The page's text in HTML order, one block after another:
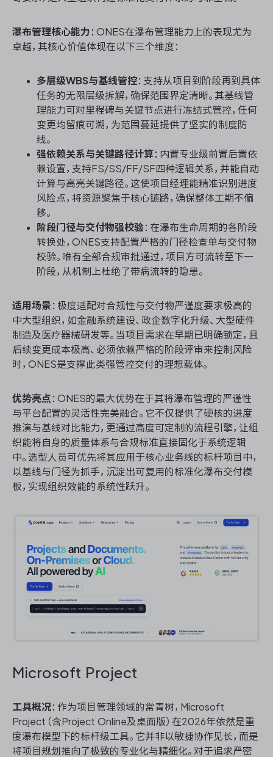
瀑布管理核心能力 ：ONES在瀑布管理能力上的表现尤为
卓越，其核心价值体现在以下三个维度：
多层级WBS与基线管控：支持从项目到阶段再到具体
任务的无限层级拆解，确保范围界定清晰。其基线管
理能力可对里程碑与关键节点进行冻结式管控，任何
变更均留痕可溯，为范围蔓延提供了坚实的制度防
线。
强依赖关系与关键路径计算：内置专业级前置后置依
赖设置，支持FS/SS/FF/SF四种逻辑关系，并能自动
计算与高亮关键路径。这使项目经理能精准识别进度
风险点，将资源聚焦于核心链路，确保整体工期不偏
移。
阶段门径与交付物强校验 ：在瀑布生命周期的各阶段
转换处，ONES支持配置严格的门径检查单与交付物
校验。唯有全部合规审批通过，项目方可流转至下一
阶段，从机制上杜绝了带病流转的隐患。
适用场景 ：极度适配对合规性与交付物严谨度要求极高的
中大型组织，如金融系统建设、政企数字化升级、大型硬件
制造及医疗器械研发等。当项目需求在早期已明确锁定，且
后续变更成本极高、必须依赖严格的阶段评审来控制风险
时，ONES是支撑此类强管控交付的理想载体。
优势亮点 ：ONES的最大优势在于其将瀑布管理的严谨性
与平台配置的灵活性完美融合。它不仅提供了硬核的进度
推演与基线对比能力，更通过高度可定制的流程引擎，让组
织能将自身的质量体系与合规标准直接固化于系统逻辑
中。选型人员可优先将其应用于核心业务线的标杆项目中，
以基线与门径为抓手，沉淀出可复用的标准化瀑布交付模
板，实现组织效能的系统性跃升。
Microsoft Project
工具概况：作为项目管理领域的常青树，Microsoft
Project（含Project Online及桌面版）在2026年依然是重
度瀑布模型下的标杆级工具。它并非以敏捷协作见长，而是
将项目规划推向了极致的专业化与精细化。对于追求严密